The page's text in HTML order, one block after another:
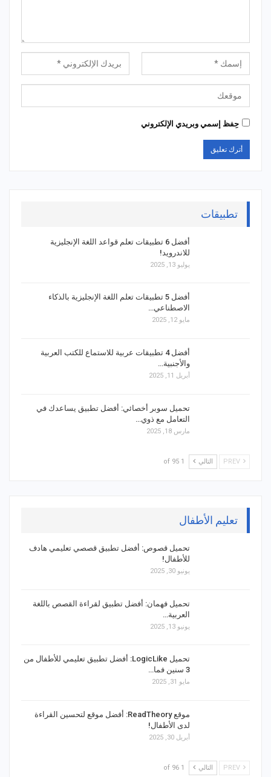
حِفظ إسمي وبريدي الإلكتروني
تطبيقات
أفضل 6 تطبيقات تعلم قواعد اللغة الإنجليزية
للاندرويد!
يوليو 13, 2025
أفضل 5 تطبيقات تعلم اللغة الإنجليزية بالذكاء
الاصطناعي…
مايو 12, 2025
أفضل 4 تطبيقات عربية للاستماع للكتب العربية
والأجنبية…
أبريل 11, 2025
تحميل سوبر أخصائي: أفضل تطبيق يساعدك في
التعامل مع ذوي…
مارس 18, 2025
التالي 1 of 95
تعليم الأطفال
تحميل قصوص: أفضل تطبيق قصصي تعليمي هادف
للأطفال!
يونيو 30, 2025
تحميل فهمان: أفضل تطبيق لقراءة القصص باللغة
العربية…
يونيو 13, 2025
تحميل LogicLike: أفضل تطبيق تعليمي للأطفال من
3 سنين فما…
مايو 31, 2025
موقع ReadTheory: أفضل موقع لتحسين القراءة
لدى الأطفال!
أبريل 30, 2025
التالي 1 of 96